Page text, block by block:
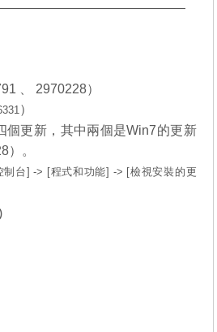
、 2970228）
）
個更新，其中兩個是Win7的更新
）。
台] -> [程式和功能] -> [檢視安裝的更